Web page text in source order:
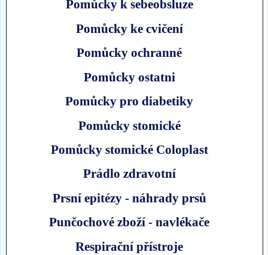
Pomůcky k sebeobsluze
Pomůcky ke cvičení
Pomůcky ochranné
Pomůcky ostatni
Pomůcky pro diabetiky
Pomůcky stomické
Pomůcky stomické Coloplast
Prádlo zdravotní
Prsní epitézy - náhrady prsů
Punčochové zboží - navlékače
Respirační přístroje